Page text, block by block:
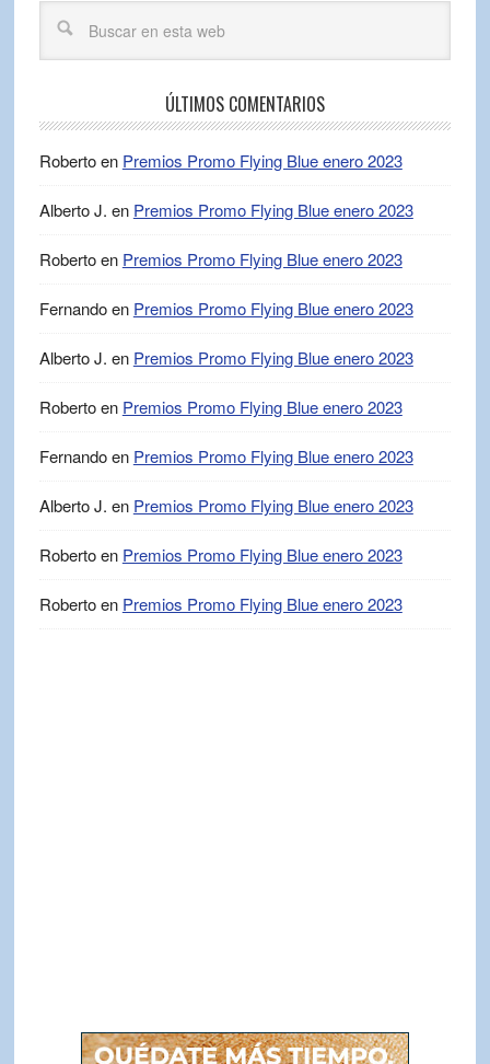
ÚLTIMOS COMENTARIOS
Robertoen Premios Promo Flying Blue enero 2023
Alberto J. en Premios Promo Flying Blue enero 2023
Robertoen Premios Promo Flying Blue enero 2023
Fernandoen Premios Promo Flying Blue enero 2023
Alberto J. en Premios Promo Flying Blue enero 2023
Robertoen Premios Promo Flying Blue enero 2023
Fernandoen Premios Promo Flying Blue enero 2023
Alberto J. en Premios Promo Flying Blue enero 2023
Robertoen Premios Promo Flying Blue enero 2023
Robertoen Premios Promo Flying Blue enero 2023